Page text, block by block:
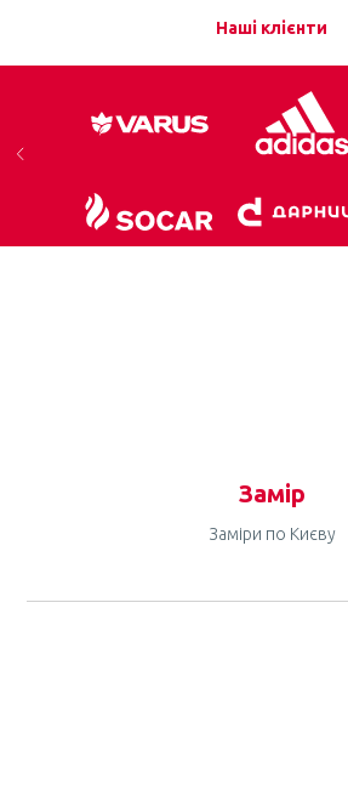
Наші клієнти
Замір
Заміри по Києву